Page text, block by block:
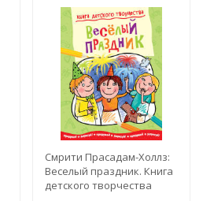
Смрити Прасадам-Холлз:
Веселый праздник. Книга
детского творчества